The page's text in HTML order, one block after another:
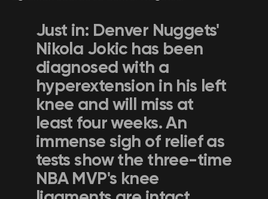
Just in: Denver Nuggets'
Nikola Jokic has been
diagnosed with a
hyperextension in his left
knee and will miss at
least four weeks. An
immense sigh of relief as
tests show the three-time
NBA MVP's knee